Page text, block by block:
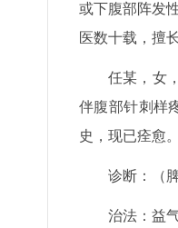
或下腹部阵发
医数十载，擅
任某，女
伴腹部针刺样
史，现已痊愈
诊断：（
治法：益